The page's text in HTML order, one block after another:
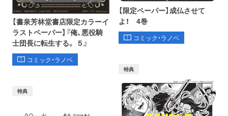
【書泉芳林堂書店限定カラーイ
ラストペーパー】『俺、悪役騎
士団長に転生する。 ５』
コミック・ラノベ
【限定ペーパー】成仏させて
よ！ 4巻
コミック・ラノベ
特典
特典